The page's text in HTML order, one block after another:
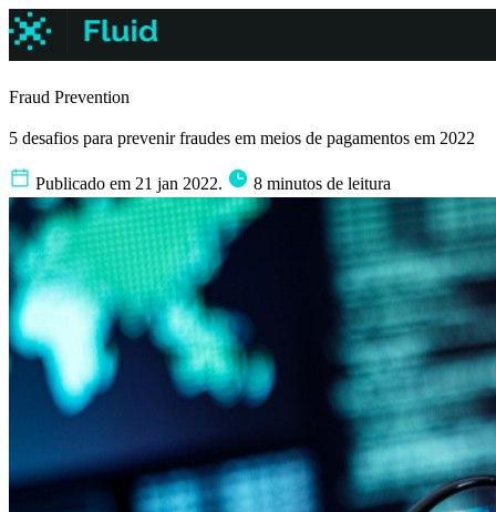
Fraud Prevention
5 desafios para prevenir fraudes em meios de pagamentos em 2022
Publicado em 21 jan 2022. 8 minutos de leitura